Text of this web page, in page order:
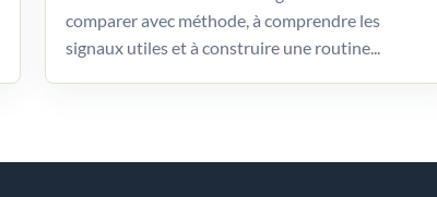
comparer avec méthode, à comprendre les
signaux utiles et à construire une routine...